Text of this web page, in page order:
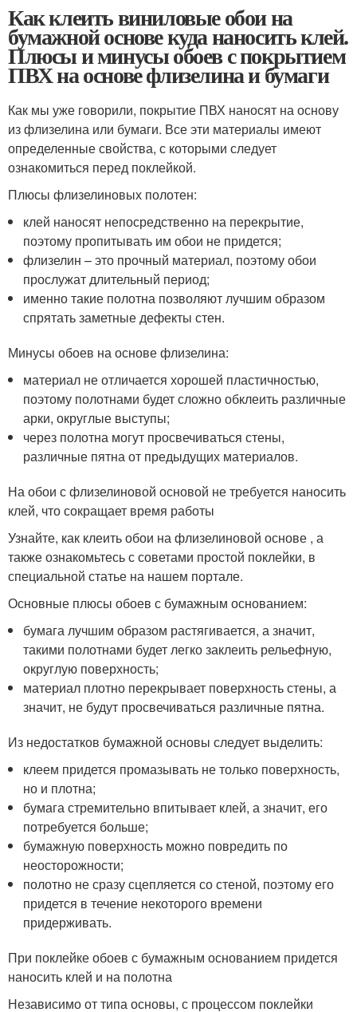
Как клеить виниловые обои на
бумажной основе куда наносить клей.
Плюсы и минусы обоев с покрытием
ПВХ на основе флизелина и бумаги
Как мы уже говорили, покрытие ПВХ наносят на основу
из флизелина или бумаги. Все эти материалы имеют
определенные свойства, с которыми следует
ознакомиться перед поклейкой.
Плюсы флизелиновых полотен:
клей наносят непосредственно на перекрытие,
поэтому пропитывать им обои не придется;
флизелин – это прочный материал, поэтому обои
прослужат длительный период;
именно такие полотна позволяют лучшим образом
спрятать заметные дефекты стен.
Минусы обоев на основе флизелина:
материал не отличается хорошей пластичностью,
поэтому полотнами будет сложно обклеить различные
арки, округлые выступы;
через полотна могут просвечиваться стены,
различные пятна от предыдущих материалов.
На обои с флизелиновой основой не требуется наносить
клей, что сокращает время работы
Узнайте, как клеить обои на флизелиновой основе , а
также ознакомьтесь с советами простой поклейки, в
специальной статье на нашем портале.
Основные плюсы обоев с бумажным основанием:
бумага лучшим образом растягивается, а значит,
такими полотнами будет легко заклеить рельефную,
округлую поверхность;
материал плотно перекрывает поверхность стены, а
значит, не будут просвечиваться различные пятна.
Из недостатков бумажной основы следует выделить:
клеем придется промазывать не только поверхность,
но и плотна;
бумага стремительно впитывает клей, а значит, его
потребуется больше;
бумажную поверхность можно повредить по
неосторожности;
полотно не сразу сцепляется со стеной, поэтому его
придется в течение некоторого времени
придерживать.
При поклейке обоев с бумажным основанием придется
наносить клей и на полотна
Независимо от типа основы, с процессом поклейки